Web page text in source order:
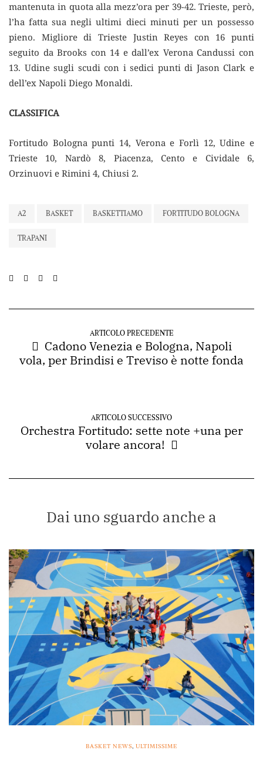
mantenuta in quota alla mezz’ora per 39-42. Trieste, però,
l’ha fatta sua negli ultimi dieci minuti per un possesso
pieno. Migliore di Trieste Justin Reyes con 16 punti
seguito da Brooks con 14 e dall’ex Verona Candussi con
13. Udine sugli scudi con i sedici punti di Jason Clark e
dell’ex Napoli Diego Monaldi.
CLASSIFICA
Fortitudo Bologna punti 14, Verona e Forlì 12, Udine e
Trieste 10, Nardò 8, Piacenza, Cento e Cividale 6,
Orzinuovi e Rimini 4, Chiusi 2.
A2 BASKET BASKETTIAMO FORTITUDO BOLOGNA
TRAPANI
ARTICOLO PRECEDENTE
Cadono Venezia e Bologna, Napoli
vola, per Brindisi e Treviso è notte fonda
ARTICOLO SUCCESSIVO
Orchestra Fortitudo: sette note +una per
volare ancora!
Dai uno sguardo anche a
BASKET NEWS, ULTIMISSIME